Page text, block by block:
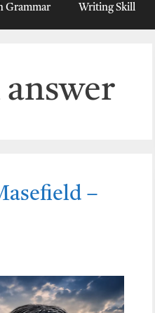
Grammar Writing Skill
answer
–